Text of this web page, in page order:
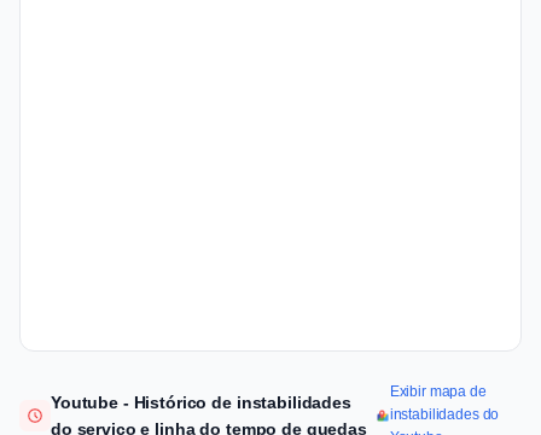
Youtube - Histórico de instabilidades
do serviço e linha do tempo de quedas
Exibir mapa de
instabilidades do